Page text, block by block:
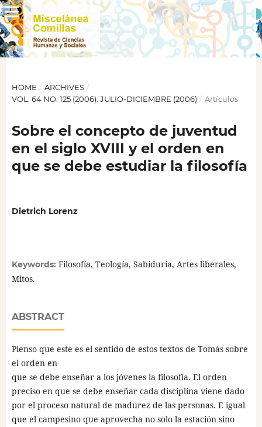
HOME / ARCHIVES /
VOL. 64 NO. 125 (2006): JULIO-DICIEMBRE (2006) / Artículos
Sobre el concepto de juventud
en el siglo XVIII y el orden en
que se debe estudiar la filosofía
Dietrich Lorenz
Keywords: Filosofía, Teología, Sabiduría, Artes liberales,
Mitos.
ABSTRACT
Pienso que este es el sentido de estos textos de Tomás sobre
el orden en
que se debe enseñar a los jóvenes la filosofía. El orden
preciso en que se debe enseñar cada disciplina viene dado
por el proceso natural de madurez de las personas. E igual
que el campesino que aprovecha no solo la estación sino